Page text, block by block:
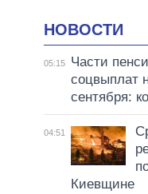
НОВОСТИ
05:15
Части
соцвыплат
сентября:
04:51
Киевщине